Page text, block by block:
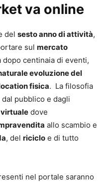
va online
del sesto anno di attività,
sul mercato
dopo centinaia di eventi,
evoluzione del
fisica. La filosofia
pubblico e dagli
virtuale dove
allo scambio e
, del riciclo e di tutto
nel portale saranno